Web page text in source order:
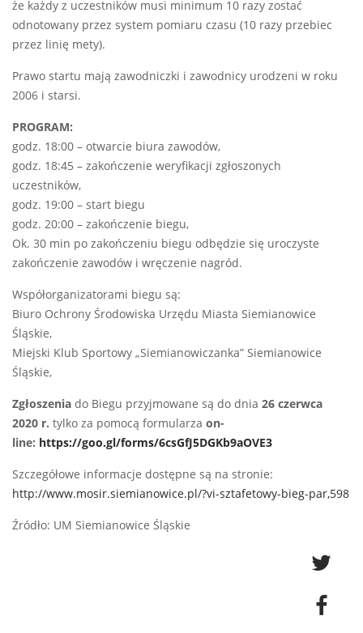
że każdy z uczestników musi minimum 10 razy zostać
odnotowany przez system pomiaru czasu (10 razy przebiec
przez linię mety).
Prawo startu mają zawodniczki i zawodnicy urodzeni w roku
2006 i starsi.
PROGRAM:
godz. 18:00 – otwarcie biura zawodów,
godz. 18:45 – zakończenie weryfikacji zgłoszonych
uczestników,
godz. 19:00 – start biegu
godz. 20:00 – zakończenie biegu,
Ok. 30 min po zakończeniu biegu odbędzie się uroczyste
zakończenie zawodów i wręczenie nagród.
Współorganizatorami biegu są:
Biuro Ochrony Środowiska Urzędu Miasta Siemianowice
Śląskie,
Miejski Klub Sportowy „Siemianowiczanka” Siemianowice
Śląskie,
Zgłoszenia do Biegu przyjmowane są do dnia 26 czerwca
2020 r. tylko za pomocą formularza on-
line: https://goo.gl/forms/6csGfJ5DGKb9aOVE3
Szczegółowe informacje dostępne są na stronie:
http://www.mosir.siemianowice.pl/?vi-sztafetowy-bieg-par,598
Źródło: UM Siemianowice Śląskie